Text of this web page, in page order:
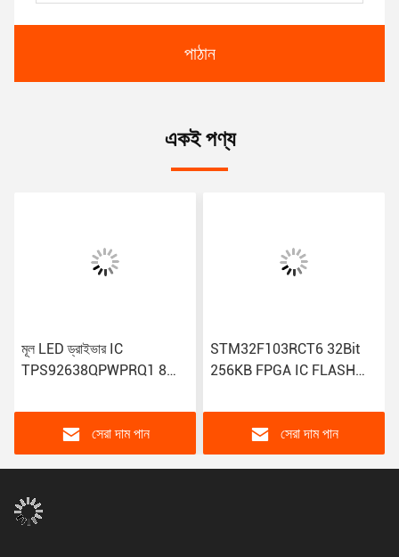
পাঠান
একই পণ্য
মূল LED ড্রাইভার IC
TPS92638QPWPRQ1 8
20-HTSSOP PWM ডিমিং
সেরা দাম পান
STM32F103RCT6 32Bit
256KB FPGA IC FLASH
নমনীয় সংযোগ সহ
সেরা দাম পান